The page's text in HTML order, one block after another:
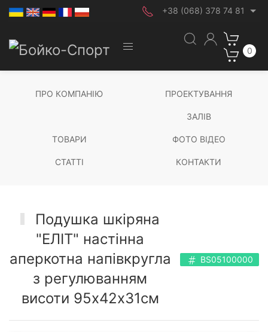
+38 (068) 378 74 81
0
ПРО КОМПАНІЮ ПРОЕКТУВАННЯ
ЗАЛІВ
ТОВАРИ ФОТО ВІДЕО
СТАТТІ КОНТАКТИ
Подушка шкіряна
"ЕЛІТ" настінна
аперкотна напівкругла
з регулюванням
висоти 95х42х31см
BS05100000